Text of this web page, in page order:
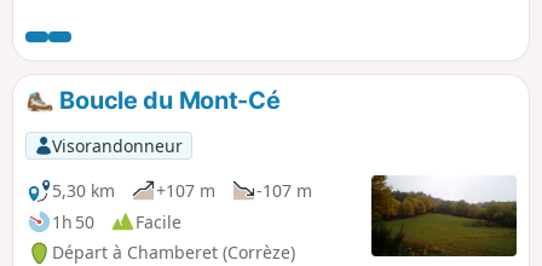
avec peu de dénivelé, et donc accessible à
toutes les conditions physiques.
Boucle du Mont-Cé
Visorandonneur
5,30 km
+107 m
-107 m
1h 50
Facile
Départ à Chamberet (Corrèze)